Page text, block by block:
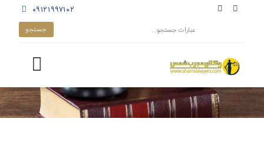
۰۹۱۲۱۹۹۷۱۰۲